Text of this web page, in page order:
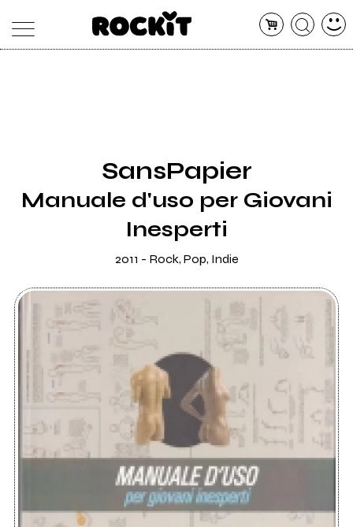
RADIO
SansPapier
Manuale d'uso per Giovani
Inesperti
2011 - Rock, Pop, Indie